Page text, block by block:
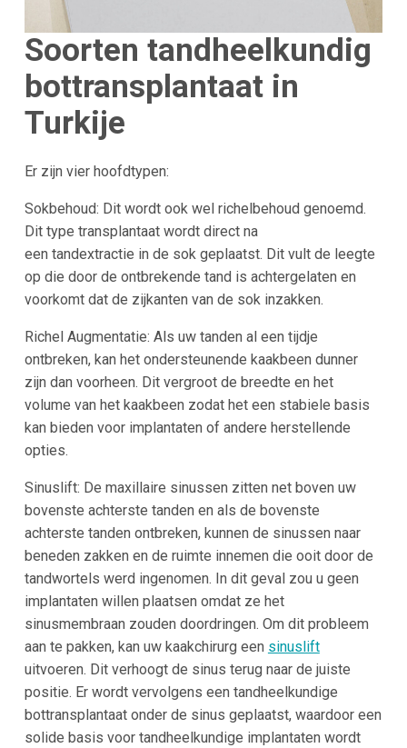
Soorten tandheelkundig
bottransplantaat in
Turkije
Er zijn vier hoofdtypen:
Sokbehoud: Dit wordt ook wel richelbehoud genoemd.
Dit type transplantaat wordt direct na
een tandextractie in de sok geplaatst. Dit vult de leegte
op die door de ontbrekende tand is achtergelaten en
voorkomt dat de zijkanten van de sok inzakken.
Richel Augmentatie: Als uw tanden al een tijdje
ontbreken, kan het ondersteunende kaakbeen dunner
zijn dan voorheen. Dit vergroot de breedte en het
volume van het kaakbeen zodat het een stabiele basis
kan bieden voor implantaten of andere herstellende
opties.
Sinuslift: De maxillaire sinussen zitten net boven uw
bovenste achterste tanden en als de bovenste
achterste tanden ontbreken, kunnen de sinussen naar
beneden zakken en de ruimte innemen die ooit door de
tandwortels werd ingenomen. In dit geval zou u geen
implantaten willen plaatsen omdat ze het
sinusmembraan zouden doordringen. Om dit probleem
aan te pakken, kan uw kaakchirurg een sinuslift
uitvoeren. Dit verhoogt de sinus terug naar de juiste
positie. Er wordt vervolgens een tandheelkundige
bottransplantaat onder de sinus geplaatst, waardoor een
solide basis voor tandheelkundige implantaten wordt